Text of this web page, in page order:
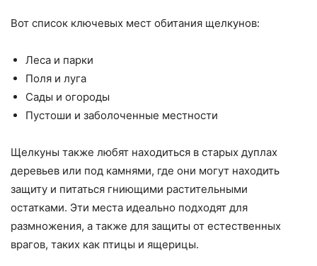
Вот список ключевых мест обитания щелкунов:
Леса и парки
Поля и луга
Сады и огороды
Пустоши и заболоченные местности
Щелкуны также любят находиться в старых дуплах
деревьев или под камнями, где они могут находить
защиту и питаться гниющими растительными
остатками. Эти места идеально подходят для
размножения, а также для защиты от естественных
врагов, таких как птицы и ящерицы.